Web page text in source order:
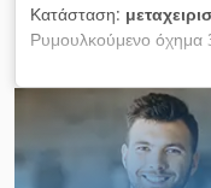
Κατάσταση:
Ρυμουλκούμενο όχημα
περιλαμβάνει
παρόμοιο). Dwedpfx